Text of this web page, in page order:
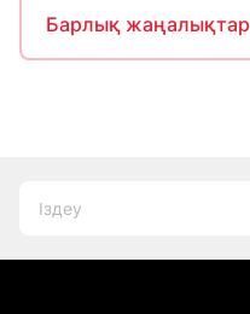
Барлық жаңалықтар